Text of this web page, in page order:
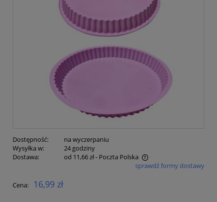
Dostępność:
na wyczerpaniu
Wysyłka w:
24 godziny
Dostawa:
od 11,66 zł- Poczta Polska
Cena nie zawiera ewentualnych kosztów płatnościsprawdź formy dostawy
Cena: 16,99 zł